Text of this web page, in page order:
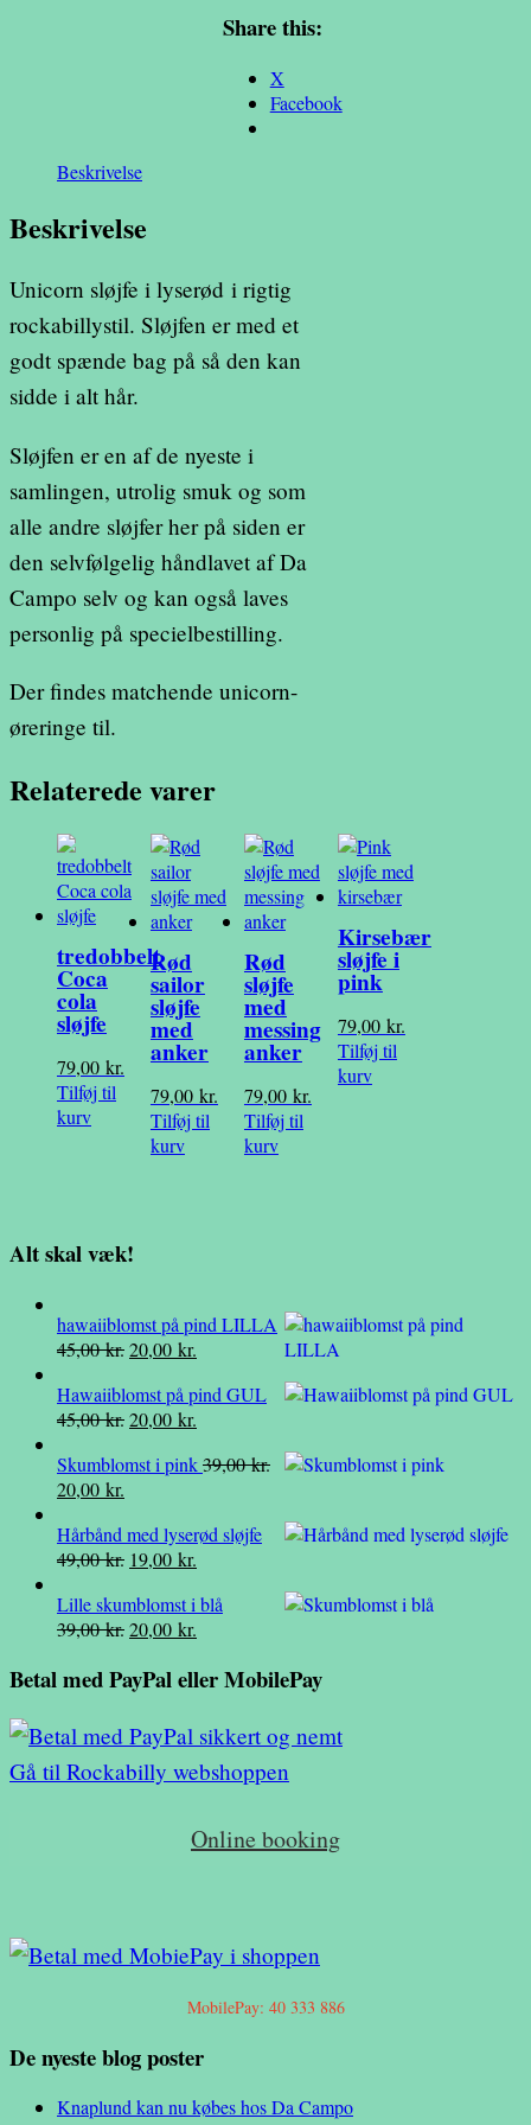
antal
Share this:
X
Facebook
Beskrivelse
Beskrivelse
Unicorn sløjfe i lyserød i rigtig
rockabillystil. Sløjfen er med et
godt spænde bag på så den kan
sidde i alt hår.
Sløjfen er en af de nyeste i
samlingen, utrolig smuk og som
alle andre sløjfer her på siden er
den selvfølgelig håndlavet af Da
Campo selv og kan også laves
personlig på specielbestilling.
Der findes matchende unicorn-
øreringe til.
Relaterede varer
tredobbelt
Coca
cola
sløjfe
79,00 kr.
Tilføj til
kurv
Rød
sailor
sløjfe
med
anker
79,00 kr.
Tilføj til
kurv
Rød
sløjfe
med
messing
anker
79,00 kr.
Tilføj til
kurv
Kirsebær
sløjfe i
pink
79,00 kr.
Tilføj til
kurv
Alt skal væk!
hawaiiblomst på pind LILLA
45,00kr.Den
pris
var:
20,00 kr.
pris
er:
Hawaiiblomst på pind GUL
45,00kr.Den
pris
20,00 kr.
pris
Skumblomst i pink39,00kr.
Den
pris
var:
20,00 kr.
pris
er:
Hårbånd med lyserød sløjfe
49,00kr. Den
pris
var:
19,00 kr.
pris
er:
Lille skumblomst i blå
39,00kr.Den
pris
39,00 kr..
20,00 kr.
pris
20,00 kr..
Betal med PayPal eller MobilePay
Gå til Rockabilly webshoppen
Online booking
MobilePay: 40 333 886
De nyeste blog poster
Knaplund kan nu købes hos Da Campo